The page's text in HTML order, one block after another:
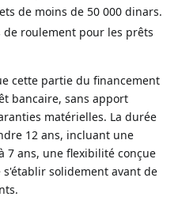
de moins de 50 000 dinars.
de roulement pour les prêts
cette partie du financement
bancaire, sans apport
matérielles. La durée
12 ans, incluant une
7 ans, une flexibilité conçue
solidement avant de